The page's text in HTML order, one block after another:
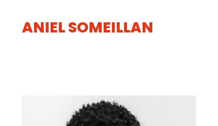
ANIEL SOMEILLAN